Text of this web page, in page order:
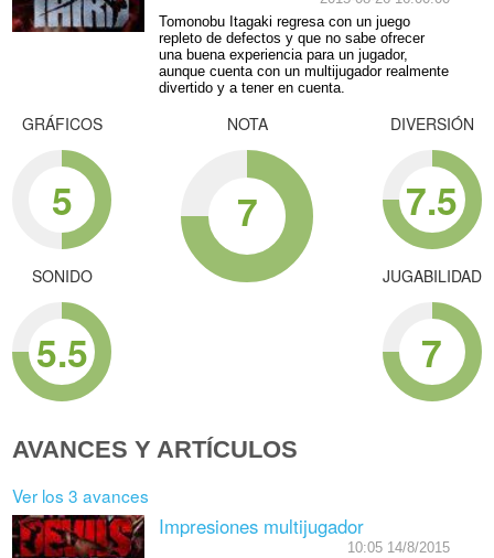
Tomonobu Itagaki regresa con un juego
repleto de defectos y que no sabe ofrecer
una buena experiencia para un jugador,
aunque cuenta con un multijugador realmente
divertido y a tener en cuenta.
GRÁFICOS
5
SONIDO
5.5
NOTA
7
DIVERSIÓN
7.5
JUGABILIDAD
7
AVANCES Y ARTÍCULOS
Ver los 3 avances
Impresiones multijugador
10:05 14/8/2015